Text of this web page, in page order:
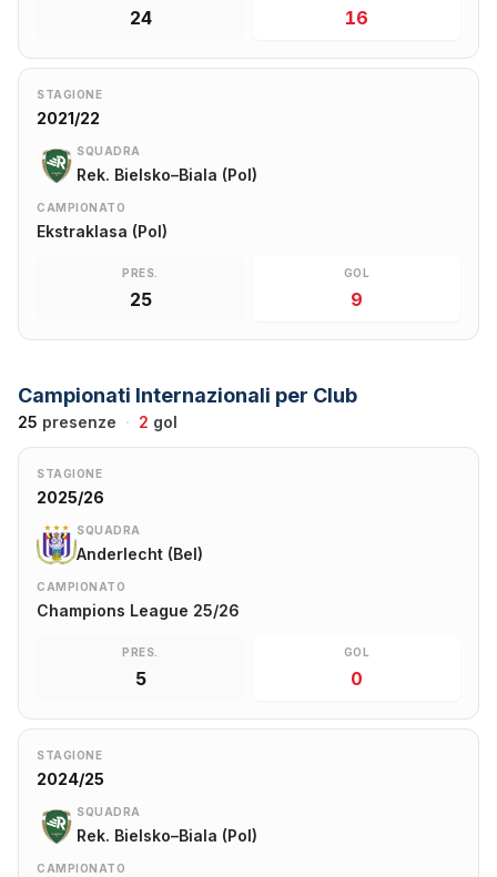
24 16
STAGIONE
2021/22
SQUADRA
Rek. Bielsko–Biala (Pol)
CAMPIONATO
Ekstraklasa (Pol)
PRES.
25
GOL
9
Campionati Internazionali per Club
25 presenze · 2 gol
STAGIONE
2025/26
SQUADRA
Anderlecht (Bel)
CAMPIONATO
Champions League 25/26
PRES.
5
GOL
0
STAGIONE
2024/25
SQUADRA
Rek. Bielsko–Biala (Pol)
CAMPIONATO